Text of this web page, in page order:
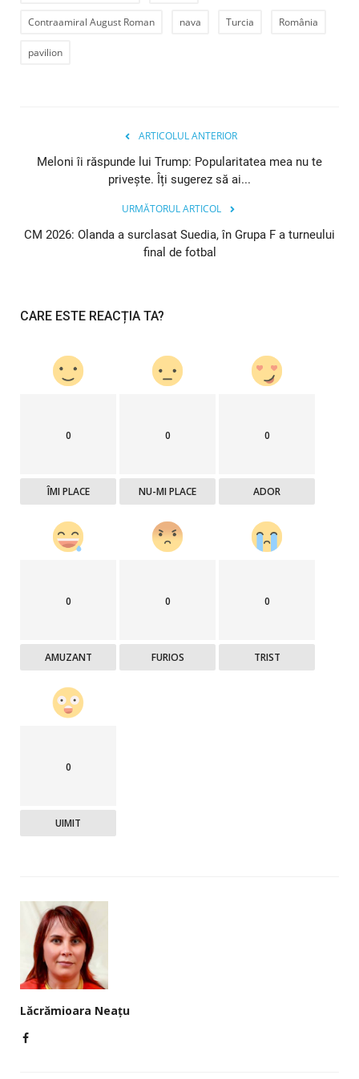
Contraamiral August Roman nava Turcia România
pavilion
ARTICOLUL ANTERIOR
Meloni îi răspunde lui Trump: Popularitatea mea nu te
privește. Îți sugerez să ai...
URMĂTORUL ARTICOL
CM 2026: Olanda a surclasat Suedia, în Grupa F a turneului
final de fotbal
CARE ESTE REACȚIA TA?
0
ÎMI PLACE
0
NU-MI PLACE
0
ADOR
0
AMUZANT
0
FURIOS
0
TRIST
0
UIMIT
Lăcrămioara Neațu